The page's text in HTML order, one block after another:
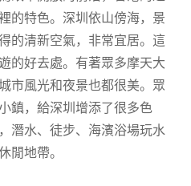
的特色。深圳依山傍海，景
的清新空氣，非常宜居。這
的好去處。有著眾多摩天大
市風光和夜景也都很美。眾
鎮，給深圳增添了很多色
潛水、徒步、海濱浴場玩水
閒地帶。